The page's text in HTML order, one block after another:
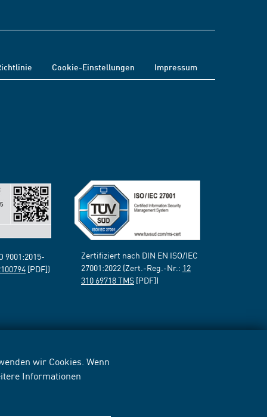
wir Cookies. Wenn
Informationen
Cookie-Einstellungen Impressum
9001:2015-
[PDF])
Zertifiziert nach DIN EN ISO/IEC
27001:2022 (Zert.-Reg.-Nr.: 12
310 69718 TMS [PDF])